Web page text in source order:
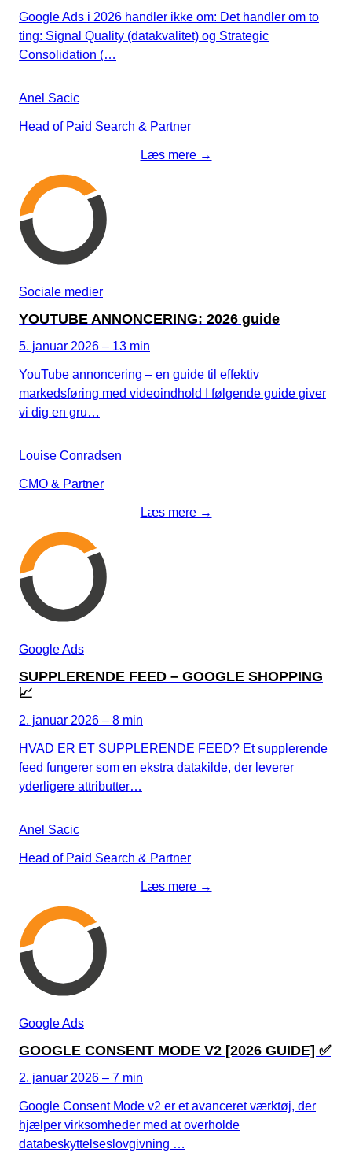
Google Ads i 2026 handler ikke om: Det handler om to
ting: Signal Quality (datakvalitet) og Strategic
Consolidation (…
Anel Sacic
Head of Paid Search & Partner
Læs mere →
Sociale medier
YOUTUBE ANNONCERING: 2026 guide
5. januar 2026 – 13 min
YouTube annoncering – en guide til effektiv
markedsføring med videoindhold I følgende guide giver
vi dig en gru…
Louise Conradsen
CMO & Partner
Læs mere →
Google Ads
SUPPLERENDE FEED – GOOGLE SHOPPING
📈
2. januar 2026 – 8 min
HVAD ER ET SUPPLERENDE FEED? Et supplerende
feed fungerer som en ekstra datakilde, der leverer
yderligere attributter…
Anel Sacic
Head of Paid Search & Partner
Læs mere →
Google Ads
GOOGLE CONSENT MODE V2 [2026 GUIDE] ✅
2. januar 2026 – 7 min
Google Consent Mode v2 er et avanceret værktøj, der
hjælper virksomheder med at overholde
databeskyttelseslovgivning …